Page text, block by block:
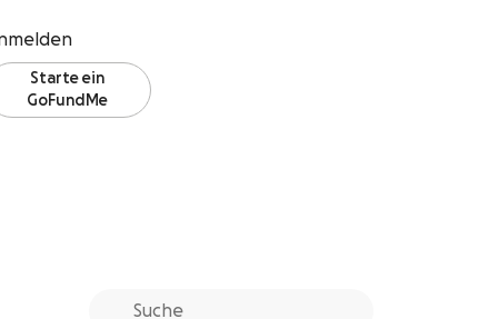
Starte ein
GoFundMe